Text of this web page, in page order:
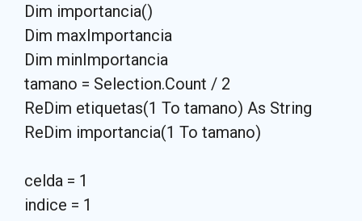
Dim importancia()
Dim maxImportancia
Dim minImportancia
tamano = Selection.Count / 2
ReDim etiquetas(1 To tamano) As String
ReDim importancia(1 To tamano)
celda = 1
indice = 1